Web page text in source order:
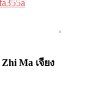
Ma เจียง